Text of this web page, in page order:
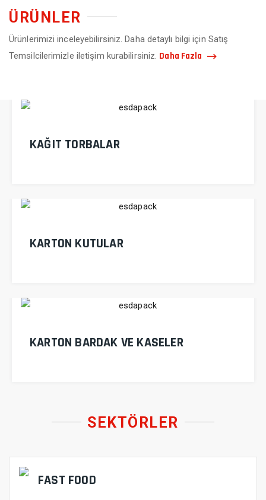
ÜRÜNLER
Ürünlerimizi inceleyebilirsiniz. Daha detaylı bilgi için Satış
Temsilcilerimizle iletişim kurabilirsiniz. Daha Fazla
KAĞIT TORBALAR
KARTON KUTULAR
KARTON BARDAK VE KASELER
SEKTÖRLER
FAST FOOD